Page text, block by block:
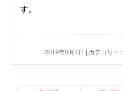
す。
2019年8月7日 | カテゴリー：